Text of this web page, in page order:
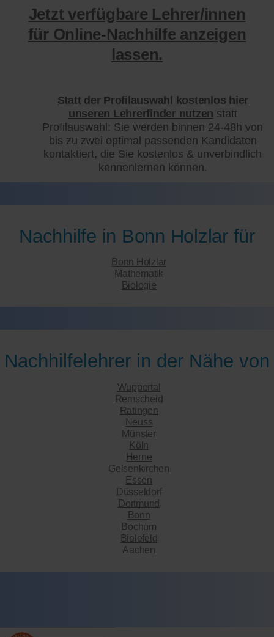
Jetzt verfügbare Lehrer/innen
für Online-Nachhilfe anzeigen
lassen.
Statt der Profilauswahl kostenlos hier
unseren Lehrerfinder nutzen statt
Profilauswahl: Sie werden binnen 24-48h von
bis zu zwei optimal passenden Kandidaten
kontaktiert, die Sie kostenlos & unverbindlich
kennenlernen können.
Nachhilfe in Bonn Holzlar für
Bonn Holzlar
Mathematik
Biologie
Nachhilfelehrer in der Nähe von
Wuppertal
Remscheid
Ratingen
Neuss
Münster
Köln
Herne
Gelsenkirchen
Essen
Düsseldorf
Dortmund
Bonn
Bochum
Bielefeld
Aachen